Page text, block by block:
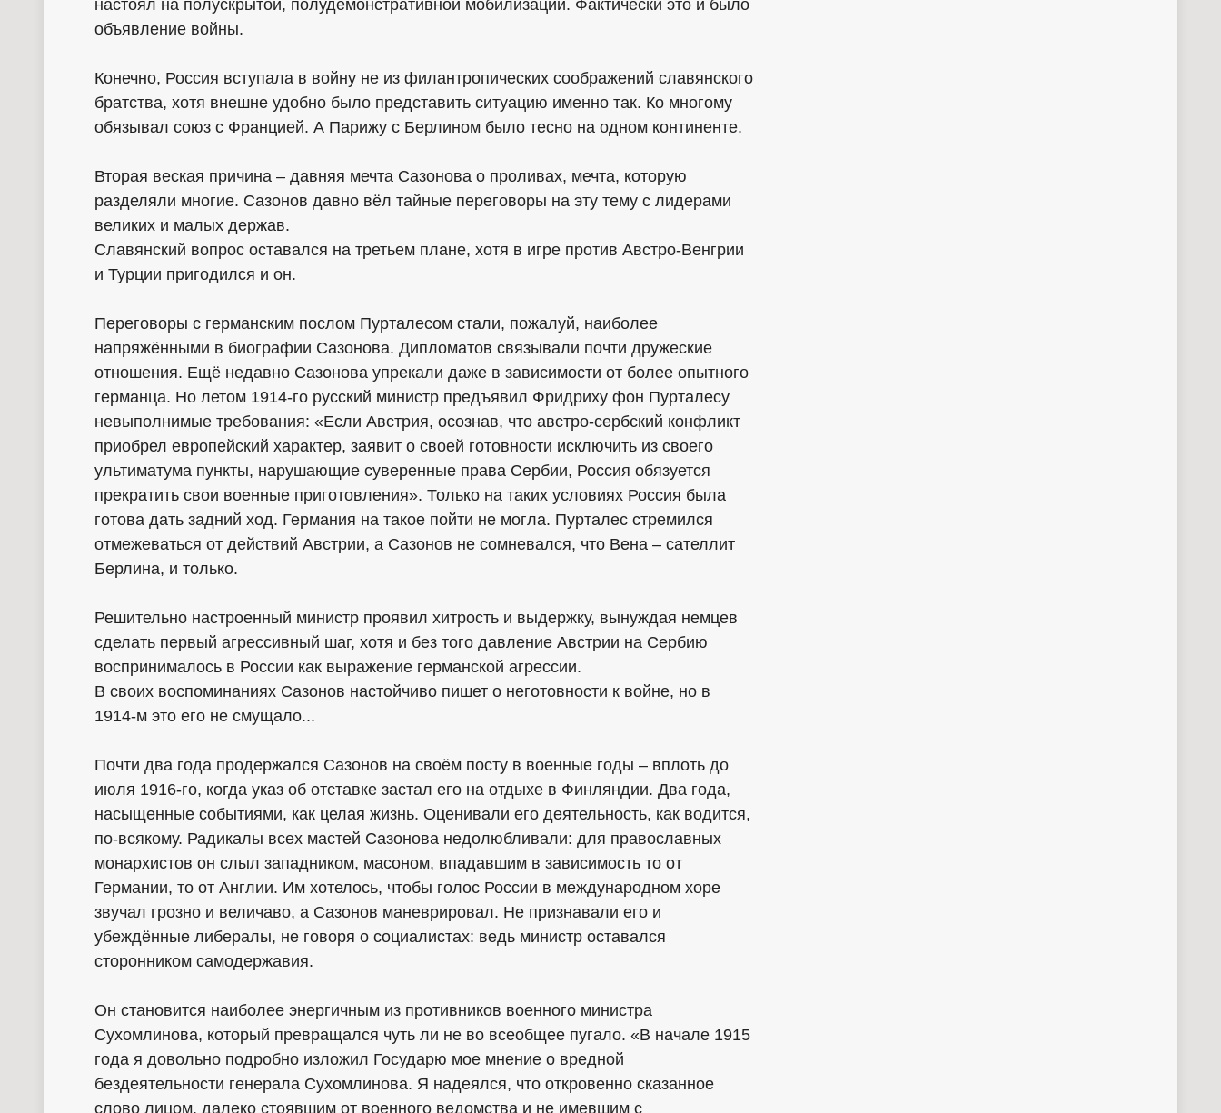
настоял на полускрытой, полудемонстративной мобилизации. Фактически это и было
объявление войны.
Конечно, Россия вступала в войну не из филантропических соображений славянского
братства, хотя внешне удобно было представить ситуацию именно так. Ко многому
обязывал союз с Францией. А Парижу с Берлином было тесно на одном континенте.
Вторая веская причина – давняя мечта Сазонова о проливах, мечта, которую
разделяли многие. Сазонов давно вёл тайные переговоры на эту тему с лидерами
великих и малых держав.
Славянский вопрос оставался на третьем плане, хотя в игре против Австро-Венгрии
и Турции пригодился и он.
Переговоры с германским послом Пурталесом стали, пожалуй, наиболее
напряжёнными в биографии Сазонова. Дипломатов связывали почти дружеские
отношения. Ещё недавно Сазонова упрекали даже в зависимости от более опытного
германца. Но летом 1914-го русский министр предъявил Фридриху фон Пурталесу
невыполнимые требования: «Если Австрия, осознав, что австро-сербский конфликт
приобрел европейский характер, заявит о своей готовности исключить из своего
ультиматума пункты, нарушающие суверенные права Сербии, Россия обязуется
прекратить свои военные приготовления». Только на таких условиях Россия была
готова дать задний ход. Германия на такое пойти не могла. Пурталес стремился
отмежеваться от действий Австрии, а Сазонов не сомневался, что Вена – сателлит
Берлина, и только.
Решительно настроенный министр проявил хитрость и выдержку, вынуждая немцев
сделать первый агрессивный шаг, хотя и без того давление Австрии на Сербию
воспринималось в России как выражение германской агрессии.
В своих воспоминаниях Сазонов настойчиво пишет о неготовности к войне, но в
1914-м это его не смущало...
Почти два года продержался Сазонов на своём посту в военные годы – вплоть до
июля 1916-го, когда указ об отставке застал его на отдыхе в Финляндии. Два года,
насыщенные событиями, как целая жизнь. Оценивали его деятельность, как водится,
по-всякому. Радикалы всех мастей Сазонова недолюбливали: для православных
монархистов он слыл западником, масоном, впадавшим в зависимость то от
Германии, то от Англии. Им хотелось, чтобы голос России в международном хоре
звучал грозно и величаво, а Сазонов маневрировал. Не признавали его и
убеждённые либералы, не говоря о социалистах: ведь министр оставался
сторонником самодержавия.
Он становится наиболее энергичным из противников военного министра
Сухомлинова, который превращался чуть ли не во всеобщее пугало. «В начале 1915
года я довольно подробно изложил Государю мое мнение о вредной
бездеятельности генерала Сухомлинова. Я надеялся, что откровенно сказанное
слово лицом, далеко стоявшим от военного ведомства и не имевшим с